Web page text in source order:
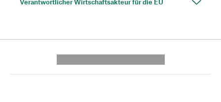
Verantwortlicher Wirtschaftsakteur für die EU